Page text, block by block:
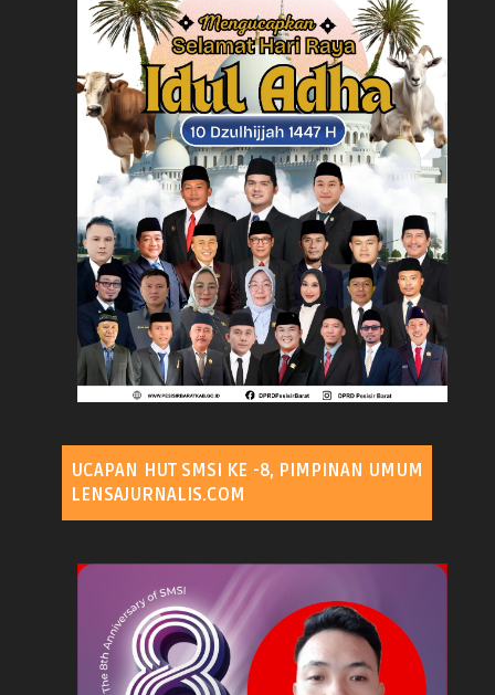
UCAPAN HUT SMSI KE -8, PIMPINAN UMUM
LENSAJURNALIS.COM